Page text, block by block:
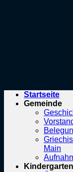
Startseite
Gemeinde
Main
Kindergarten